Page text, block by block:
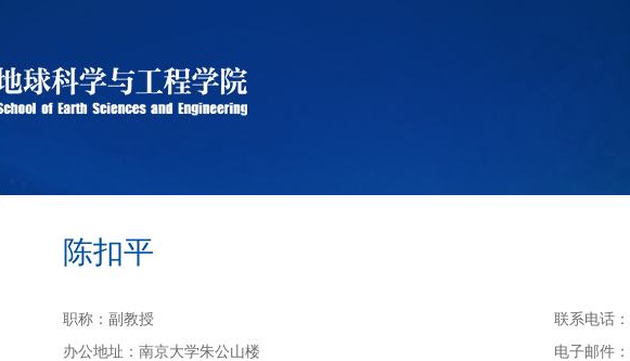
陈扣平
职称： 副教授 联系电话：
办公地址： 南京大学朱公山楼 电子邮件：